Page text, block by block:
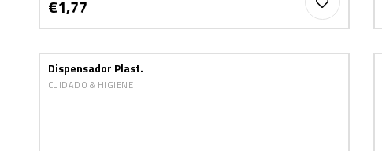
€1,77
Dispensador Plast.
CUIDADO & HIGIENE